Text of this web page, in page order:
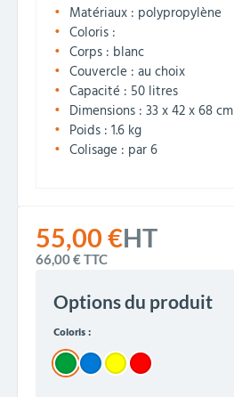
55,00 €HT
66,00 €TTC
Options du produit
Coloris :
Matériaux : polypropylène
Coloris :
Corps : blanc
Couvercle : au choix
Capacité : 50 litres
Dimensions : 33 x 42 x 68 cm
Poids : 1.6 kg
Colisage : par 6